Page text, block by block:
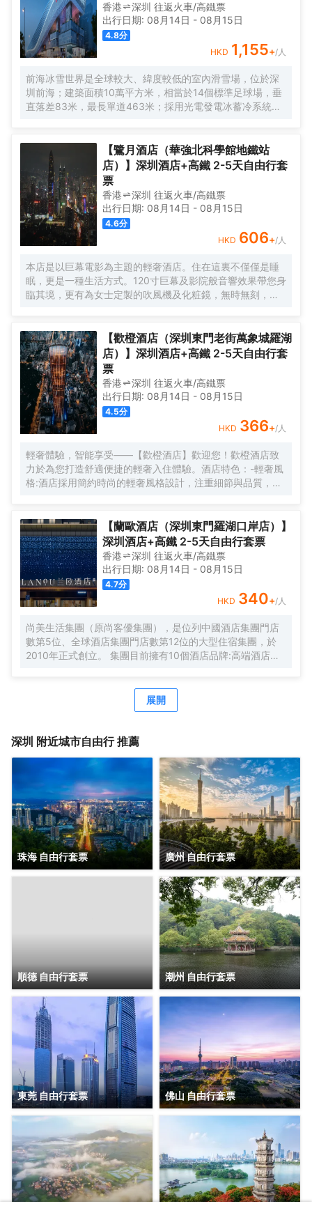
香港 深圳 往返火車/高鐵票
出行日期: 08月14日 - 08月15日
4.8分
HKD 1,155+/人
前海冰雪世界是全球較大、緯度較低的室內滑雪場，位於深
圳前海；建築面積10萬平方米，相當於14個標準足球場，垂
直落差83米，最長單道463米‌；採用光電發電冰蓄冷系統，
【鷺月酒店（華強北科學館地鐵站
店）】深圳酒店+高鐵 2-5天自由行套
票
香港 深圳 往返火車/高鐵票
出行日期: 08月14日 - 08月15日
4.6分
HKD 606+/人
本店是以巨幕電影為主題的輕奢酒店。住在這裏不僅僅是睡
眠，更是一種生活方式。120寸巨幕及影院般音響效果帶您身
臨其境，更有為女士定製的吹風機及化粧鏡，無時無刻，呈
【歡橙酒店（深圳東門老街萬象城羅湖
店）】深圳酒店+高鐵 2-5天自由行套
票
香港 深圳 往返火車/高鐵票
出行日期: 08月14日 - 08月15日
4.5分
HKD 366+/人
輕奢體驗，智能享受——【歡橙酒店】歡迎您！歡橙酒店致
力於為您打造舒適便捷的輕奢入住體驗。酒店特色：-輕奢風
格:酒店採用簡約時尚的輕奢風格設計，注重細節與品質，為
技帶來的便捷。-舒適享受:24小時熱水即開即熱，無需等
待，為您洗去一身疲憊。-影音娛樂:部分房間配備高清投影
儀，打造私人影院，享受震撼視聽盛宴。-貼心服務:酒店設有
洗衣房，並提供烘乾服務，解決您的洗衣煩惱，讓旅途更加
輕鬆自在。歡橙酒店是您商務出行、休閒度假的理想之選。
期待您的光臨！温馨提示，圖片僅供參考，無法涵蓋所有房
型，詳細的實物照片請諮詢酒店。
【蘭歐酒店（深圳東門羅湖口岸店）】
深圳酒店+高鐵 2-5天自由行套票
香港 深圳 往返火車/高鐵票
出行日期: 08月14日 - 08月15日
4.7分
HKD 340+/人
尚美生活集團（原尚客優集團），是位列中國酒店集團門店
數第5位、全球酒店集團門店數第12位的大型住宿集團，於
2010年正式創立。 集團目前擁有10個酒店品牌:高端酒店品
牌花美時、公寓品牌LIPPO公社。尚美生活旗下酒店超過
3500家（含在營店和籌建店），現已覆蓋全國31個省293座
團，尚美生活憑藉創新的商業模式、強大的品牌優勢和專業
創、共享大住宿共同體。未來，集團將不斷探索住宿業與互
聯網的結合、與新生活方式的結合，致力於成為全球領先的
生活服務連鎖平台，引領新尚美好生活。
展開
深圳 附近城市自由行 推薦
珠海 自由行套票 廣州 自由行套票
順德 自由行套票 潮州 自由行套票
東莞 自由行套票 佛山 自由行套票